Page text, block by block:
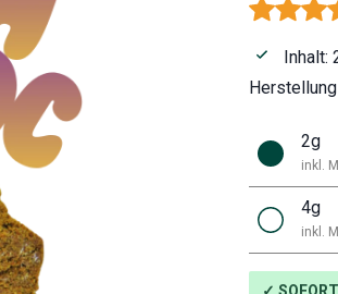
Inhalt:
2g
inkl.
4g
inkl.